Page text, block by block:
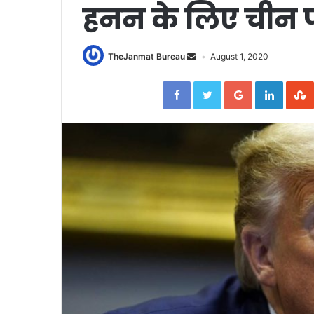
हनन के लिए चीन
TheJanmat Bureau August 1, 2020
FacebookTwitterGoogle+